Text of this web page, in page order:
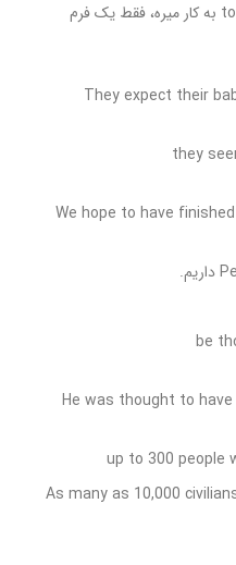
ثانبا، فعل infinitive که بعد از to به کار میره، فقط یک فرم
They expect their
they
We hope to have
He was thought to
up to 300 people
As many as 10,000